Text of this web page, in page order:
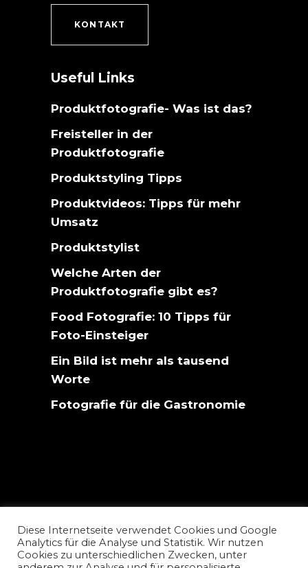
KONTAKT
Useful Links
Produktfotografie- Was ist das?
Freisteller in der
Produktfotografie
Produktstyling Tipps
Produktvideos: Tipps für mehr
Umsatz
Produktstylist
Welche Arten der
Produktfotografie gibt es?
Food Fotografie: 10 Tipps für
Foto-Einsteiger
Ein Bild ist mehr als tausend
Worte
Fotografie für die Gastronomie
Diese Internetseite verwendet Cookies und Google
Analytics für die Analyse und Statistik. Wir nutzen
Cookies zu unterschiedlichen Zwecken, unter